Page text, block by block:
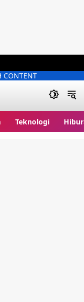
CONTENT
Teknologi